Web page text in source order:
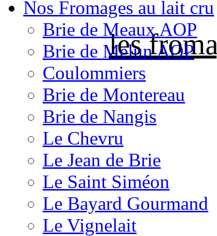
les
Nos Fromages au lait cru
Brie de Meaux AOP
Brie de Melun AOP
Coulommiers
Brie de Montereau
Brie de Nangis
Le Chevru
Le Jean de Brie
Le Saint Siméon
Le Bayard Gourmand
Le Vignelait